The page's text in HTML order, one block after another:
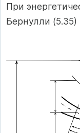
При
Бернулли